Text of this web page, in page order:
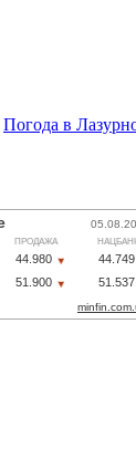
Погода в